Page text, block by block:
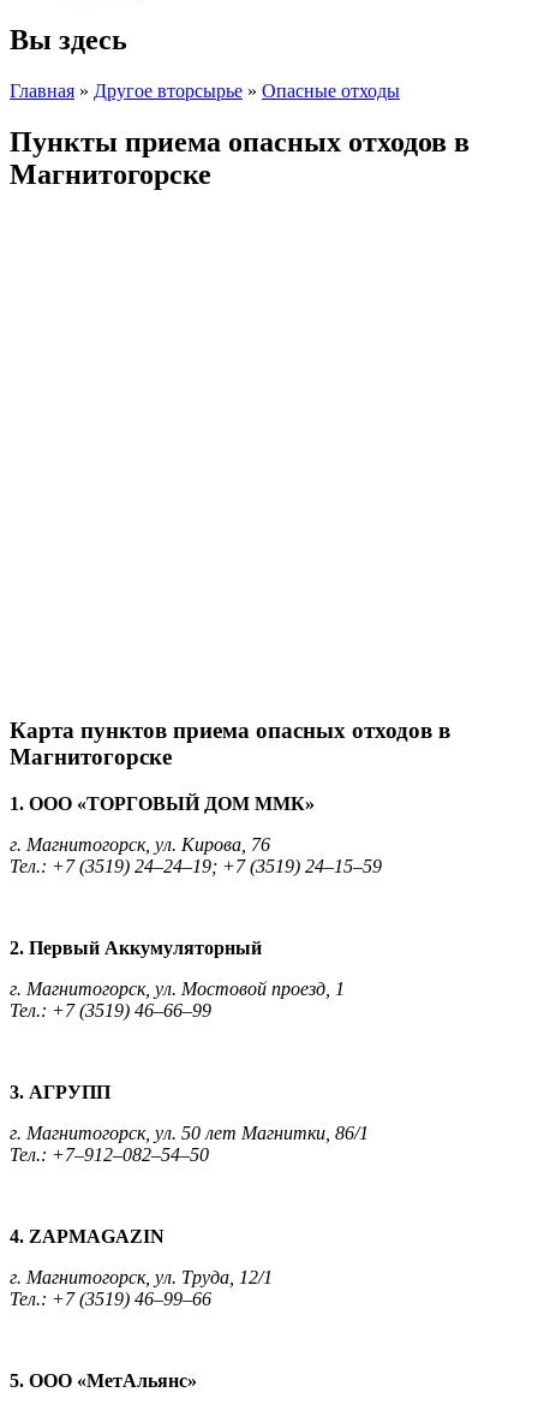
Вы здесь
Главная » Другое вторсырье » Опасные отходы
Пункты приема опасных отходов в
Магнитогорске
Карта пунктов приема опасных отходов в
Магнитогорске
1. ООО «ТОРГОВЫЙ ДОМ ММК»
г. Магнитогорск, ул. Кирова, 76
Тел.: +7 (3519) 24–24–19; +7 (3519) 24–15–59
2. Первый Аккумуляторный
г. Магнитогорск, ул. Мостовой проезд, 1
Тел.: +7 (3519) 46–66–99
3. АГРУПП
г. Магнитогорск, ул. 50 лет Магнитки, 86/1
Тел.: +7–912–082–54–50
4. ZAPMAGAZIN
г. Магнитогорск, ул. Труда, 12/1
Тел.: +7 (3519) 46–99–66
5. ООО «МетАльянс»